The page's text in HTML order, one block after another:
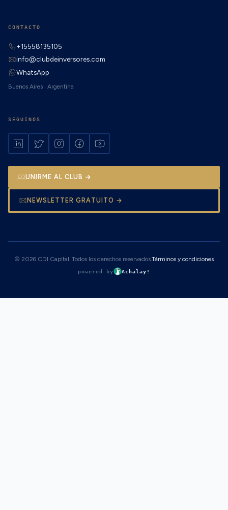
CONTACTO
+15558135105
info@clubdeinversores.com
WhatsApp
Buenos Aires · Argentina
SEGUINOS
UNIRME AL CLUB →
NEWSLETTER GRATUITO →
© 2026 CDI Capital. Todos los derechos reservados.Términos y condiciones
powered by Achalay!